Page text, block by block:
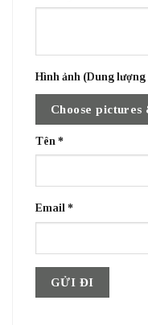
Hình ảnh (Dung lượng
Choose pictures
Tên *
Email *